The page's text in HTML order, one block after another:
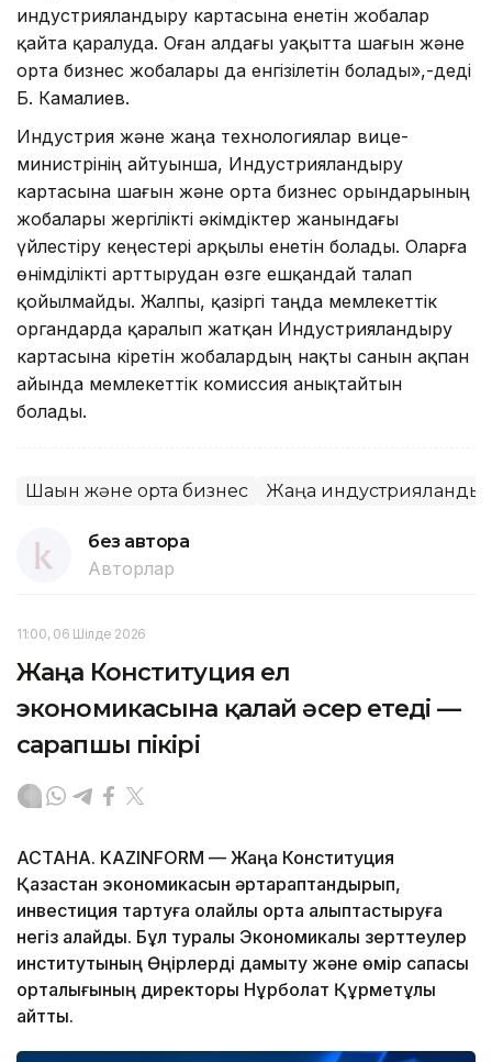
индустрияландыру картасына енетін жобалар
қайта қаралуда. Оған алдағы уақытта шағын және
орта бизнес жобалары да енгізілетін болады»,-деді
Б. Камалиев.
Индустрия және жаңа технологиялар вице-
министрінің айтуынша, Индустрияландыру
картасына шағын және орта бизнес орындарының
жобалары жергілікті әкімдіктер жанындағы
үйлестіру кеңестері арқылы енетін болады. Оларға
өнімділікті арттырудан өзге ешқандай талап
қойылмайды. Жалпы, қазіргі таңда мемлекеттік
органдарда қаралып жатқан Индустрияландыру
картасына кіретін жобалардың нақты санын ақпан
айында мемлекеттік комиссия анықтайтын
болады.
Шағын және орта бизнес Жаңа
без автора
Авторлар
11:00, 06 Шілде 2026
Жаңа Конституция ел
экономикасына қалай әсер етеді —
сарапшы пікірі
АСТАНА. KAZINFORM — Жаңа Конституция
Қазақстан экономикасын әртараптандырып,
инвестиция тартуға қолайлы орта қалыптастыруға
негіз қалайды. Бұл туралы Экономикалық зерттеулер
институтының Өңірлерді дамыту және өмір сапасы
орталығының директоры Нұрболат Құрметұлы
айтты.